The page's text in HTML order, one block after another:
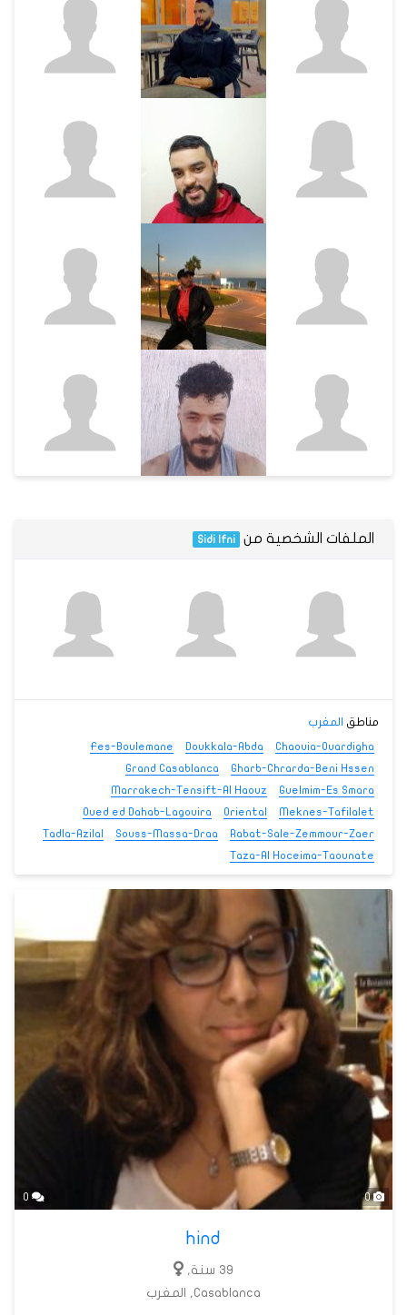
الملفات الشخصية من Sidi Ifni
مناطق المغرب
Chaouia-Ouardigha
Doukkala-Abda
Fes-Boulemane
Gharb-Chrarda-Beni Hssen
Grand Casablanca
Guelmim-Es Smara
Marrakech-Tensift-Al Haouz
Meknes-Tafilalet
Oriental
Oued ed Dahab-Lagouira
Rabat-Sale-Zemmour-Zaer
Souss-Massa-Draa
Tadla-Azilal
Taza-Al Hoceima-Taounate
0
hind
39 سنة,
Casablanca, المغرب